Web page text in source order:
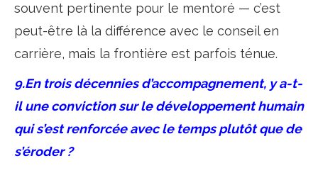
souvent pertinente pour le mentoré — c’est
peut-être là la différence avec le conseil en
carrière, mais la frontière est parfois ténue.
9.En trois décennies d’accompagnement, y a-t-
il une conviction sur le développement humain
qui s’est renforcée avec le temps plutôt que de
s’éroder ?